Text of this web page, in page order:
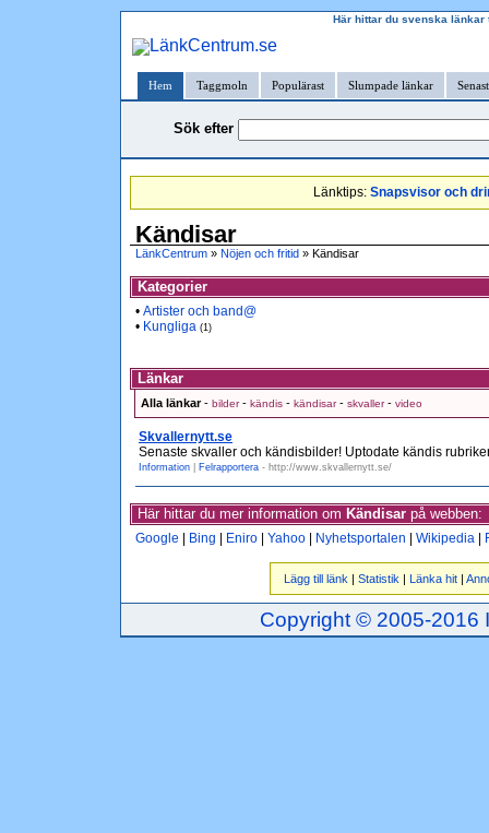
Här hittar du svenska
Hem Taggmoln Populärast Slumpade länkar
Sök efter
Länktips: Snapsvisor och
Kändisar
LänkCentrum » Nöjen och fritid » Kändisar
Kategorier
• Artister och band@
• Kungliga (1)
Länkar
Alla länkar- bilder- kändis - kändisar- skvaller- video
Skvallernytt.se
Senaste skvaller och kändisbilder! Uptodate kändis
Information Felrapportera - http://www.skvallernytt.se/
Här hittar du mer information om Kändisar på webben:
Google Bing Eniro Yahoo Nyhetsportalen Wikipedia
Lägg till länk | Statistik | Länka hit|
Copyright © 2005-2016